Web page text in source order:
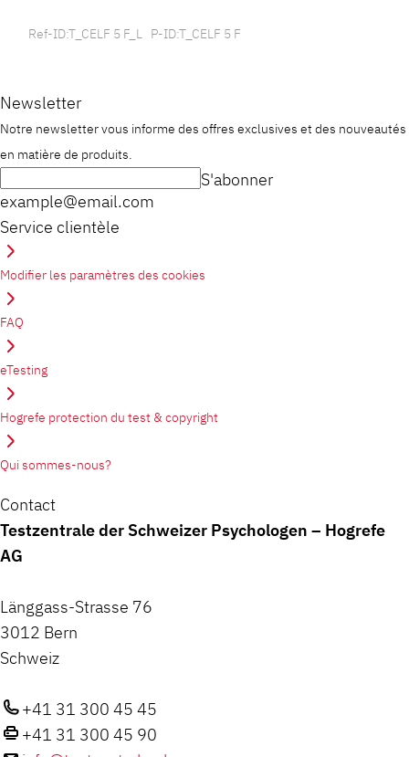
Ref-ID:T_CELF 5 F_L P-ID:T_CELF 5 F
Newsletter
Notre newsletter vous informe des offres exclusives et des nouveautés
en matière de produits.
example@email.com
S'abonner
Service clientèle
Modifier les paramètres des cookies
FAQ
eTesting
Hogrefe protection du test & copyright
Qui sommes-nous?
Contact
Testzentrale der Schweizer Psychologen – Hogrefe
AG
Länggass-Strasse 76
3012 Bern
Schweiz
+41 31 300 45 45
+41 31 300 45 90